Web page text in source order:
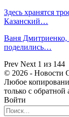
Здесь хранятся
Казанский…
Ваня Дмитриенко,
поделились…
Prev Next 1 из 144
© 2026 - Новости
Любое
только с
Войти